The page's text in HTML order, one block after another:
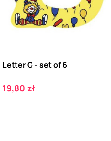
Letter G - set of 6
Cena
19,80 zł